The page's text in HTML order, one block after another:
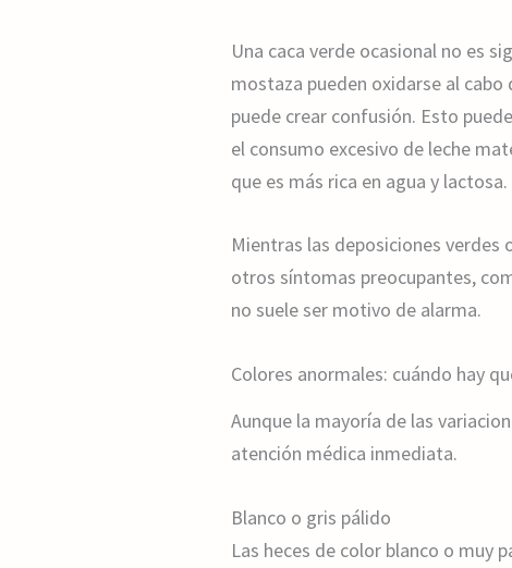
Una caca verde ocasional no es
mostaza pueden oxidarse al
puede crear confusión. Esto
el consumo excesivo de leche
que es más rica en agua y lactosa.
Mientras las deposiciones verdes
otros síntomas preocupantes,
no suele ser motivo de alarma.
Colores anormales: cuándo hay
Aunque la mayoría de las
atención médica inmediata.
Blanco o gris pálido
Las heces de color blanco o muy